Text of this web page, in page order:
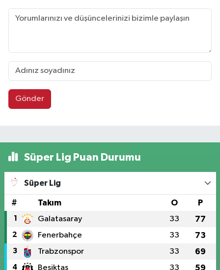
Gönder
Süper Lig Puan Durumu
Süper Lig
# Takım O P
1 Galatasaray 33 77
2 Fenerbahçe 33 73
3 Trabzonspor 33 69
4 Beşiktaş 33 59